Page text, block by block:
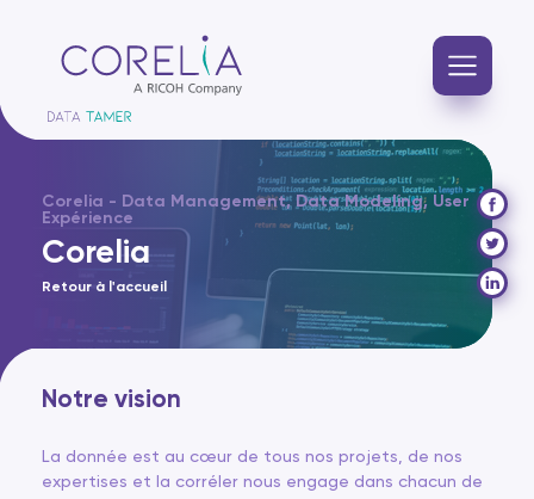
Corelia - Data Management, Data Modeling, User
Expérience
Corelia
Retour à l'accueil
Notre vision
La donnée est au cœur de tous nos projets, de nos
expertises et la corréler nous engage dans chacun de